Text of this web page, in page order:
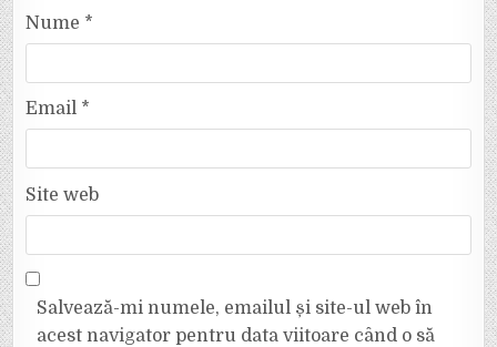
Nume *
Email *
Site web
Salvează-mi numele, emailul și site-ul web în
acest navigator pentru data viitoare când o să